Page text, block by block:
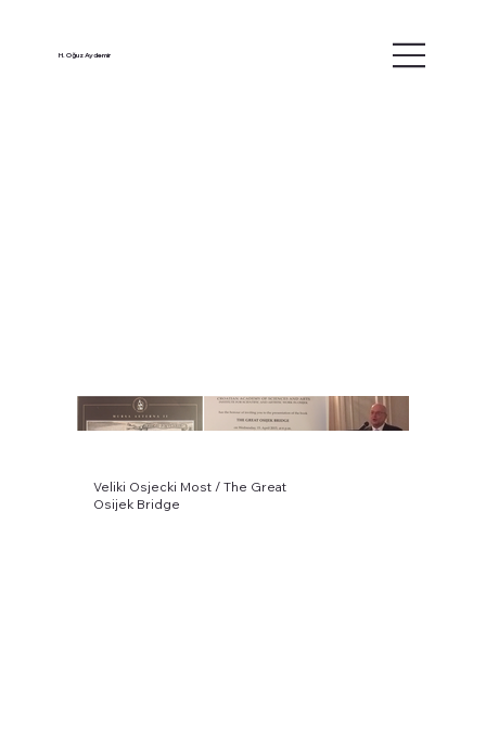
H. Oğuz Aydemir
Veliki Osjecki Most / The Great
Osijek Bridge